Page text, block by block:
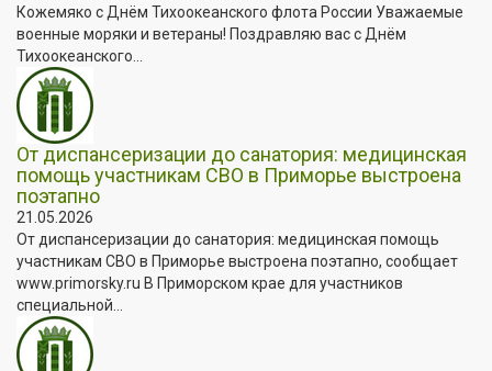
Кожемяко с Днём Тихоокеанского флота России Уважаемые
военные моряки и ветераны! Поздравляю вас с Днём
Тихоокеанского...
От диспансеризации до санатория: медицинская
помощь участникам СВО в Приморье выстроена
поэтапно
21.05.2026
От диспансеризации до санатория: медицинская помощь
участникам СВО в Приморье выстроена поэтапно, сообщает
www.primorsky.ru В Приморском крае для участников
специальной...